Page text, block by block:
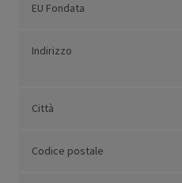
EU Fondata
Indirizzo
Città
Codice postale